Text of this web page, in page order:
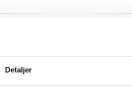
DetaljerDark: The